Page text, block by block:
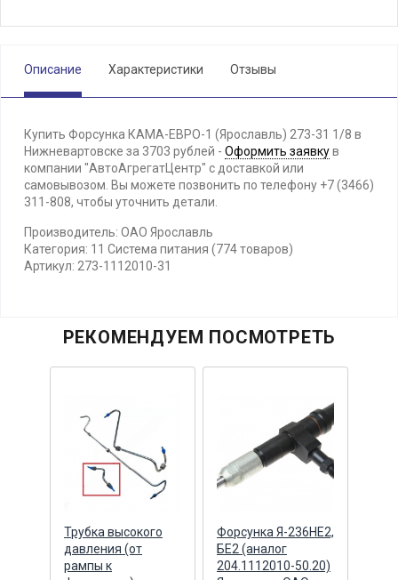
Описание Характеристики Отзывы
Купить Форсунка КАМА-ЕВРО-1 (Ярославль) 273-31 1/8 в
Нижневартовске за 3703 рублей - Оформить заявкув
компании "АвтоАгрегатЦентр" с доставкой или
самовывозом. Вы можете позвонить по телефону +7 (3466)
311-808, чтобы уточнить детали.
Производитель: ОАО Ярославль
Категория: 11 Система питания (774 товаров)
Артикул: 273-1112010-31
РЕКОМЕНДУЕМ ПОСМОТРЕТЬ
Трубка высокого
давления (от
рампы к
Форсунка Я-236НЕ2,
БЕ2 (аналог
204.1112010-50.20)